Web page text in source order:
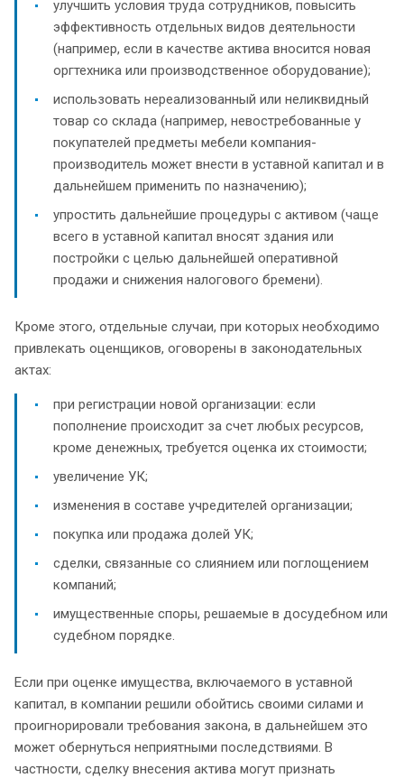
улучшить условия труда сотрудников, повысить
эффективность отдельных видов деятельности
(например, если в качестве актива вносится новая
оргтехника или производственное оборудование);
использовать нереализованный или неликвидный
товар со склада (например, невостребованные у
покупателей предметы мебели компания-
производитель может внести в уставной капитал и в
дальнейшем применить по назначению);
упростить дальнейшие процедуры с активом (чаще
всего в уставной капитал вносят здания или
постройки с целью дальнейшей оперативной
продажи и снижения налогового бремени).
Кроме этого, отдельные случаи, при которых необходимо
привлекать оценщиков, оговорены в законодательных
актах:
при регистрации новой организации: если
пополнение происходит за счет любых ресурсов,
кроме денежных, требуется оценка их стоимости;
увеличение УК;
изменения в составе учредителей организации;
покупка или продажа долей УК;
сделки, связанные со слиянием или поглощением
компаний;
имущественные споры, решаемые в досудебном или
судебном порядке.
Если при оценке имущества, включаемого в уставной
капитал, в компании решили обойтись своими силами и
проигнорировали требования закона, в дальнейшем это
может обернуться неприятными последствиями. В
частности, сделку внесения актива могут признать